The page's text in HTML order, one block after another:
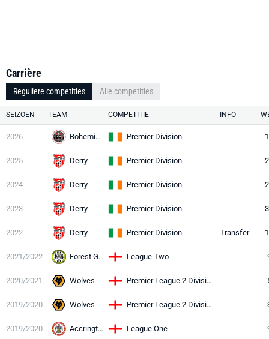
Carrière
Reguliere competities Alle competities
SEIZOEN TEAM COMPETITIE INFO
2026 Bohemians Premier Division
2025 Derry Premier Division
2024 Derry Premier Division
2023 Derry Premier Division
2022 Derry Premier Division Transfer
2021/2022 Forest Green League Two
2020/2021 Wolves Premier League 2 Division Two
2019/2020 Wolves Premier League 2 Division One
2019/2020 Accrington League One